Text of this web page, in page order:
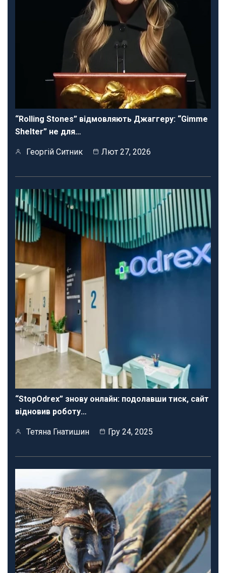
“Rolling Stones” відмовляють Джаггеру: “Gimme
Shelter” не для…
Георгій Ситник Лют 27, 2026
“StopOdrex” знову онлайн: подолавши тиск, сайт
відновив роботу…
Тетяна Гнатишин Гру 24, 2025